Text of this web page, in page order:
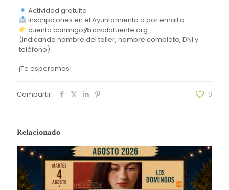
Actividad gratuita
Inscripciones en el Ayuntamiento o por email a:
cuenta.conmigo@navalafuente.org
(indicando nombre del taller, nombre completo, DNI y
teléfono)
¡Te esperamos!
Compartir 0
Relacionado